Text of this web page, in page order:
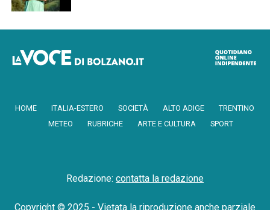
HOME ITALIA-ESTERO SOCIETÀ ALTO ADIGE
TRENTINO
METEO
RUBRICHE ARTE E CULTURA SPORT
Redazione: contatta la redazione
Copyright © 2025 - Vietata la riproduzione anche parziale